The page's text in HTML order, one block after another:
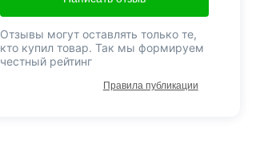
Отзывы могут оставлять только те,
кто купил товар. Так мы формируем
честный рейтинг
Правила публикации